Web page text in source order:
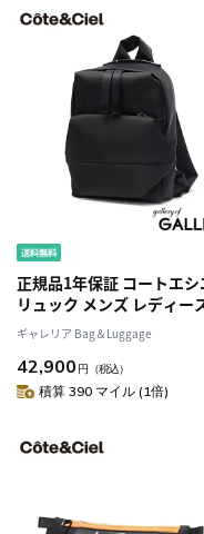
正規品1年保証 コートエシエル
リュック メンズ レディー
Cote&Ciel バックパック カ
アル おしゃれ 通勤 通学 ブ
ド 軽量 軽い 小さめ 撥水 コ
クト A4 13.5L Sava S Sleek
ギャレリア Bag＆Luggage
42,900 円 （税込）
積算 390 マイル (1倍)